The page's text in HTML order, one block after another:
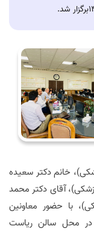
خانم دکتر سعیده
آقای دکتر محمد
با حضور معاونین
در محل سالن ریاست